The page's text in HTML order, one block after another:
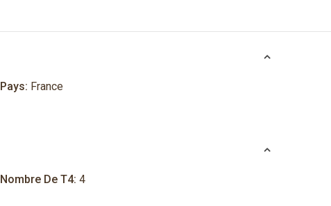
Pays: France
Nombre De T4: 4